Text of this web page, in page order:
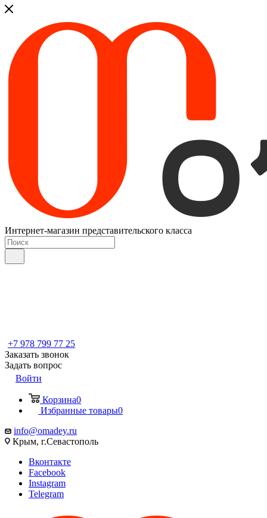
Интернет-магазин представительского класса
+7 978 799 77 25
Заказать звонок
Задать вопрос
Войти
Корзина0
Избранные товары0
info@omadey.ru
Крым, г.Севастополь
Вконтакте
Facebook
Instagram
Telegram